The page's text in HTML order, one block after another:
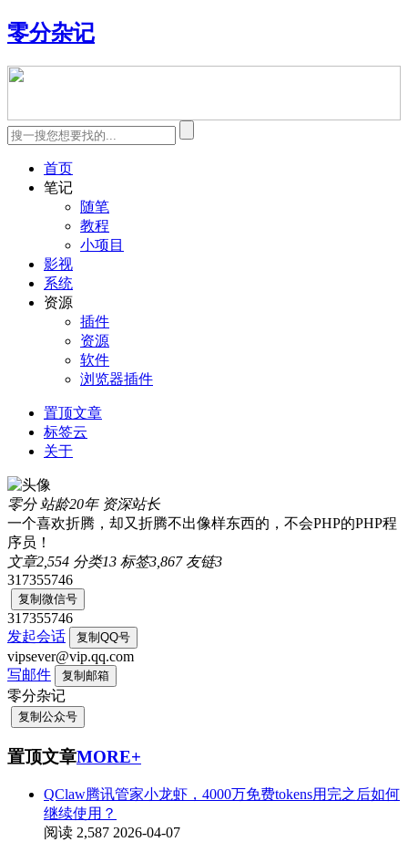
零分杂记
首页
笔记
随笔
教程
小项目
影视
系统
资源
插件
资源
软件
浏览器插件
置顶文章
标签云
关于
零分 站龄20年 资深站长
一个喜欢折腾，却又折腾不出像样东西的，不会PHP的PHP程
序员！
文章2,554 分类13 标签3,867 友链3
317355746
复制微信号
317355746
发起会话
复制QQ号
vipsever@vip.qq.com
写邮件
复制邮箱
零分杂记
复制公众号
置顶文章MORE+
QClaw腾讯管家小龙虾，4000万免费tokens用完之后如何
继续使用？
阅读 2,587 2026-04-07